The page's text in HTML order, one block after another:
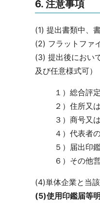
6. 注意事項
(1) 提出書類中、
(2) フラットファ
(3) 提出後におい
及び任意様式可）
１）総合評
２）住所又
３）商号又
４）代表者
５）届出印
６）その他
(4)単体企業と当
(5)使用印鑑届等